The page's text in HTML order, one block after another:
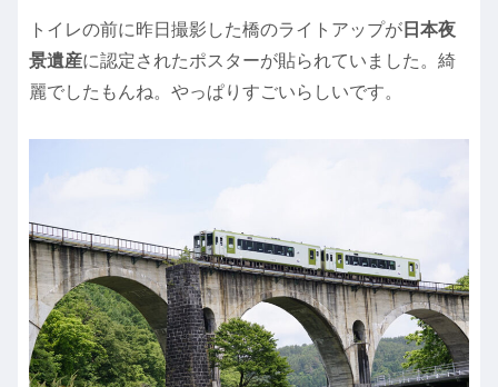
トイレの前に昨日撮影した橋のライトアップが 日本夜
景遺産に認定されたポスターが貼られていました。綺
麗でしたもんね。やっぱりすごいらしいです。